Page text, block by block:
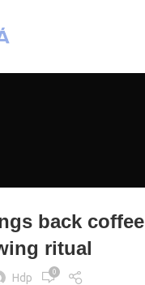
back coffee
ritual
Hdp 0